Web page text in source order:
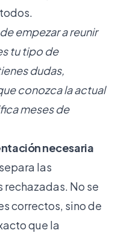
empezar a reunir
tu tipo de
dudas,
conozca la actual
meses de
necesaria
las
No se
correctos, sino de
que la